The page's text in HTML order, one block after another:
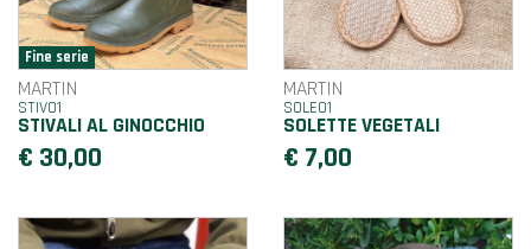
MARTIN
STIV01
STIVALI AL GINOCCHIO
€ 30,00
MARTIN
SOLE01
SOLETTE VEGETALI
€ 7,00